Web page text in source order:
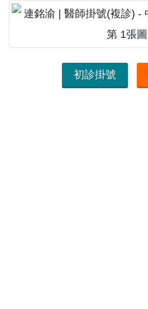
初診掛號